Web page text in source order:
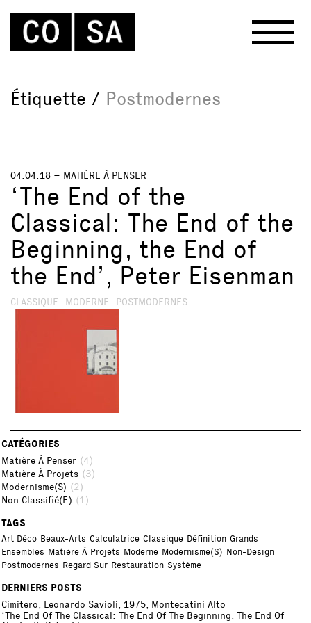
Étiquette / Postmodernes
04.04.18 – MATIÈRE À PENSER
‘The End of the
Classical: The End of the
Beginning, the End of
the End’, Peter Eisenman
CLASSIQUE MODERNE POSTMODERNES
CATÉGORIES
Matière À Penser(4)
Matière À Projets(3)
Modernisme(s) (2)
Non Classifié(e) (1)
TAGS
Art Déco Beaux-Arts Calculatrice Classique Définition Grands
Ensembles Matière À Projets Moderne Modernisme(s) Non-Design
Postmodernes Regard Sur Restauration Système
DERNIERS POSTS
Cimitero, Leonardo Savioli, 1975, Montecatini Alto
‘The End Of The Classical: The End Of The Beginning, The End Of